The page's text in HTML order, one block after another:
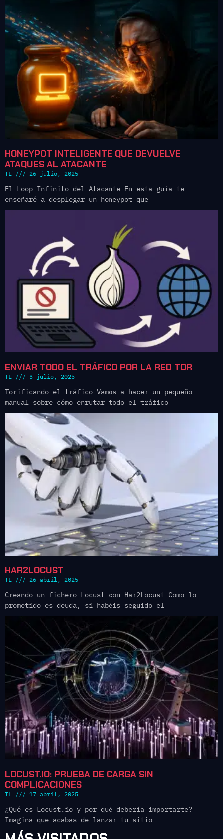
HONEYPOT INTELIGENTE QUE DEVUELVE
ATAQUES AL ATACANTE
TL 26 julio, 2025
El Loop Infinito del Atacante En esta guía te
enseñaré a desplegar un honeypot que
ENVIAR TODO EL TRÁFICO POR LA RED TOR
TL 3 julio, 2025
Torificando el tráfico Vamos a hacer un pequeño
manual sobre cómo enrutar todo el tráfico
HAR2LOCUST
TL 26 abril, 2025
Creando un fichero Locust con Har2Locust Como lo
prometido es deuda, si habéis seguido el
LOCUST.IO: PRUEBA DE CARGA SIN
COMPLICACIONES
TL 17 abril, 2025
¿Qué es Locust.io y por qué debería importarte?
Imagina que acabas de lanzar tu sitio